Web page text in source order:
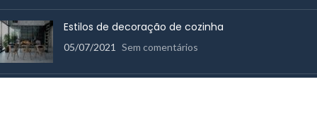
Estilos de decoração de cozinha
05/07/2021 Sem comentários